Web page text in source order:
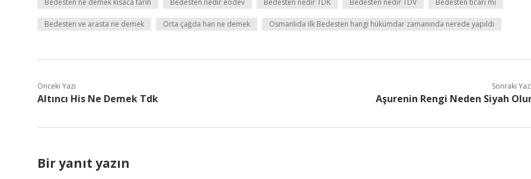
Bedesten ne demek kısaca tarih Bedesten nedir eodev Bedesten nedir TDK Bedesten nedir TDV Bedesten ticari mi
Bedesten ve arasta ne demek Orta çağda han ne demek Osmanlıda ilk Bedesten hangi hükümdar zamanında nerede yapıldı
Önceki Yazı
Altıncı His Ne Demek Tdk
Sonraki Yazı
Aşurenin Rengi Neden Siyah
Bir yanıt yazın